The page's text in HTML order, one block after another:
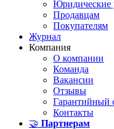
Юридические
Продавцам
Покупателям
Журнал
Компания
О компании
Команда
Вакансии
Отзывы
Гарантийный
Контакты
🤝 Партнерам